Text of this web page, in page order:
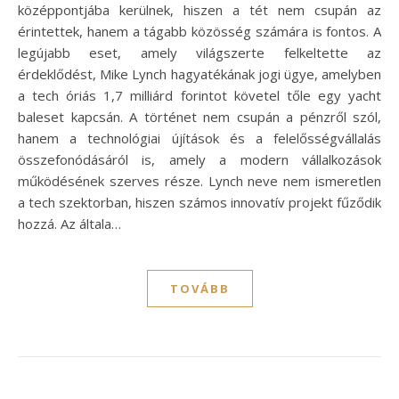
középpontjába kerülnek, hiszen a tét nem csupán az
érintettek, hanem a tágabb közösség számára is fontos. A
legújabb eset, amely világszerte felkeltette az
érdeklődést, Mike Lynch hagyatékának jogi ügye, amelyben
a tech óriás 1,7 milliárd forintot követel tőle egy yacht
baleset kapcsán. A történet nem csupán a pénzről szól,
hanem a technológiai újítások és a felelősségvállalás
összefonódásáról is, amely a modern vállalkozások
működésének szerves része. Lynch neve nem ismeretlen
a tech szektorban, hiszen számos innovatív projekt fűződik
hozzá. Az általa…
TOVÁBB